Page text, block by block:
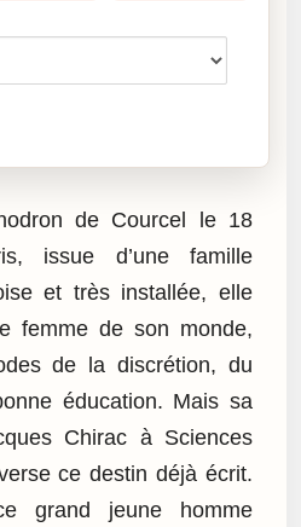
de Courcel le 18
issue d’une famille
et très installée, elle
femme de son monde,
de la discrétion, du
éducation. Mais sa
Chirac à Sciences
ce destin déjà écrit.
grand jeune homme